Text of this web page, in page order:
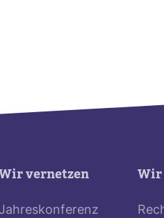
vernetzen
Jahreskonferenz
Wir